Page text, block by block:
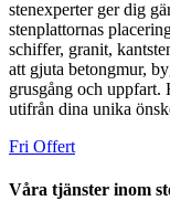
stenexperter ger dig
stenplattornas
schiffer, granit,
att gjuta betongmur,
grusgång och uppfart.
utifrån dina unika
Fri Offert
Våra tjänster inom